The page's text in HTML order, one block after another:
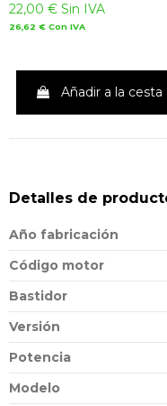
22,00 € Sin IVA
26,62 € Con IVA
Añadir a la cesta
Detalles de
Año fabricación
Código motor
Bastidor
Versión
Potencia
Modelo